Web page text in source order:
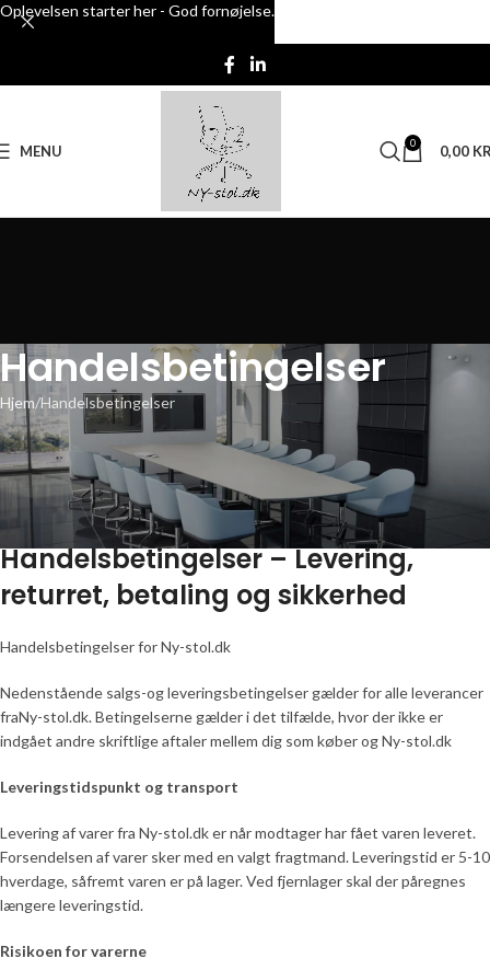
Skip to navigation
MENU 0 0,00
Handelsbetingelser
Hjem Handelsbetingelser
Handelsbetingelser – Levering,
returret, betaling og sikkerhed
Handelsbetingelser for Ny-stol.dk
Nedenstående salgs-og leveringsbetingelser gælder for alle leverancer
fraNy-stol.dk. Betingelserne gælder i det tilfælde, hvor der ikke er
indgået andre skriftlige aftaler mellem dig som køber og Ny-stol.dk
Leveringstidspunkt og transport
Levering af varer fra Ny-stol.dk er når modtager har fået varen leveret.
Forsendelsen af varer sker med en valgt fragtmand. Leveringstid er 5-10
hverdage, såfremt varen er på lager. Ved fjernlager skal der påregnes
længere leveringstid.
Risikoen for varerne
Oplevelsen starter her - God fornøjelse.